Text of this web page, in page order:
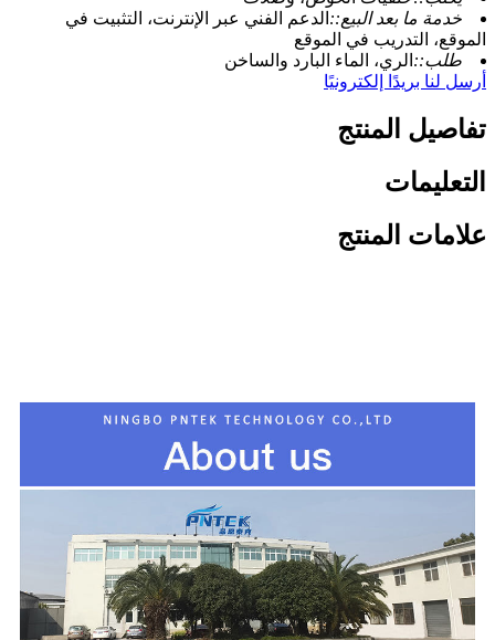
خدمة ما بعد البيع:: الدعم الفني عبر الإنترنت، التثبيت في
الموقع، التدريب في الموقع
طلب:: الري، الماء البارد والساخن
أرسل لنا بريدًا إلكترونيًا
تفاصيل المنتج
التعليمات
علامات المنتج